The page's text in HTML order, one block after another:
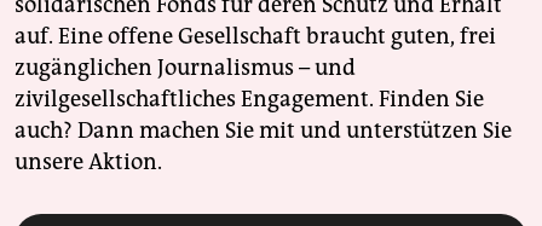
solidarischen Fonds für deren Schutz und Erhalt
auf. Eine offene Gesellschaft braucht guten, frei
zugänglichen Journalismus – und
zivilgesellschaftliches Engagement. Finden Sie
auch? Dann machen Sie mit und unterstützen Sie
unsere Aktion.